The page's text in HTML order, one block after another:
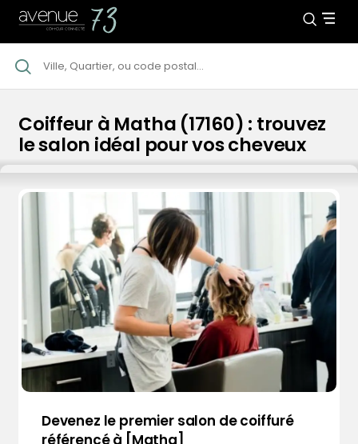
Coiffeur à Matha (17160) : trouvez
le salon idéal pour vos cheveux
Devenez le premier salon de coiffuré
référencé à [Matha]